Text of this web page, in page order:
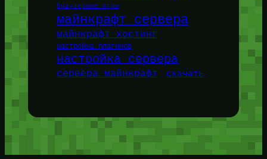
браузерные игры
майнкрафт сервера
майнкрафт хостинг
настройка плагинов
настройка сервера
сервера майнкрафт скачать